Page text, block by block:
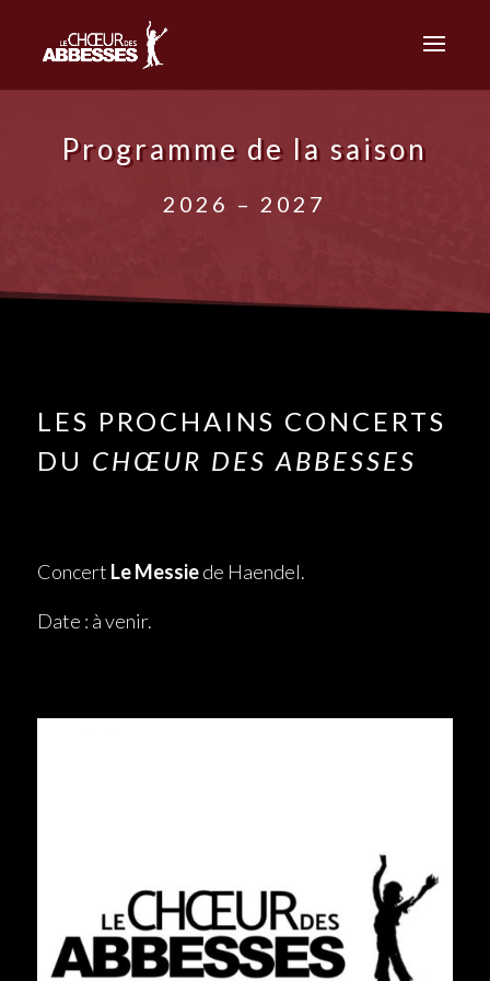
Programme de la saison
2026 – 2027
LES PROCHAINS CONCERTS
DU CHŒUR DES ABBESSES
Concert Le Messiede Haendel.
Date : à venir.